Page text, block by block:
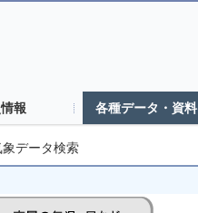
報 各種データ・資料
データ検索